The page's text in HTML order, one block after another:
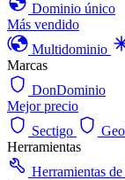
Dominio único
Más vendido
Multidominio
Marcas
DonDominio
Mejor precio
Sectigo
Herramientas
Herramientas